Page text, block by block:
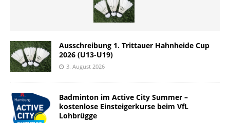
Ausschreibung 1. Trittauer Hahnheide Cup
2026 (U13-U19)
3. August 2026
Badminton im Active City Summer –
kostenlose Einsteigerkurse beim VfL
Lohbrügge